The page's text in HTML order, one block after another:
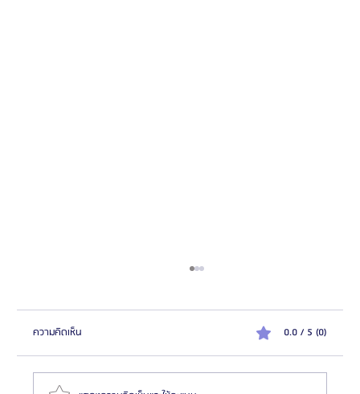
ความคิดเห็น 0.0 / 5 (0)